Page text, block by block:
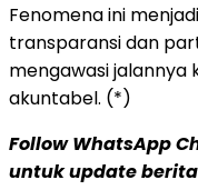
Fenomena ini
transparansi dan
mengawasi jalannya
akuntabel. (*)
Follow WhatsApp
untuk update